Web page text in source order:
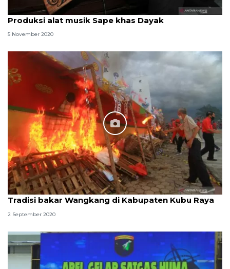
Produksi alat musik Sape khas Dayak
5 November 2020
Tradisi bakar Wangkang di Kabupaten Kubu Raya
2 September 2020